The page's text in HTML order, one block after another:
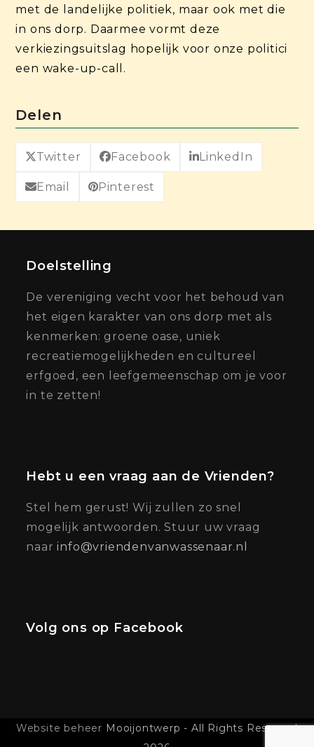
met de landelijke politiek, maar ook met die
in ons dorp. Daarmee vormt deze
verkiezingsuitslag hopelijk voor onze politici
een wake-up-call.
Delen
Twitter Facebook LinkedIn
Email Pinterest
Doelstelling
De vereniging vecht voor het behoud van
het eigen karakter van ons dorp met als
kenmerken: groene oase, uniek
recreatiemogelijkheden en cultureel
erfgoed, een leefgemeenschap om je voor
in te zetten!
Hebt u een vraag aan de Vrienden?
Stel hem gerust! Wij zullen zo snel
mogelijk antwoorden. Stuur uw vraag
naarinfo@vriendenvanwassenaar.nl
Volg ons op Facebook
Website beheer Mooijontwerp - All Rights Reserved